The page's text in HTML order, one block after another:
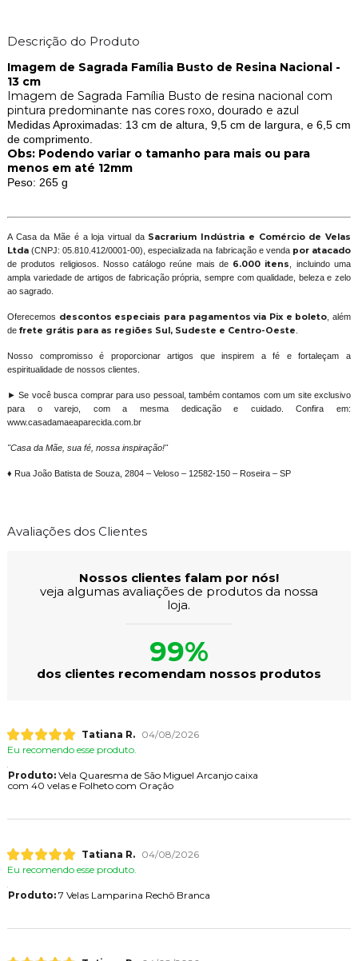
Descrição do Produto
Imagem de Sagrada Família Busto de Resina Nacional -
13 cm
Imagem de Sagrada Família Busto de resina nacional com
pintura predominante nas cores roxo, dourado e azul
Medidas Aproximadas: 13 cm de altura, 9,5 cm de largura, e 6,5 cm
de comprimento.
Obs: Podendo variar o tamanho para mais ou para
menos em até 12mm
Peso: 265 g
A Casa da Mãe é a loja virtual daSacrarium Indústria e Comércio de Velas
Ltda(CNPJ: 05.810.412/0001-00), especializada na fabricação e venda por atacado
de produtos religiosos. Nosso catálogo reúne mais de 6.000 itens
, incluindo uma
ampla variedade de artigos de fabricação própria, sempre com qualidade, beleza e zelo
ao sagrado.
Oferecemos descontos especiais para pagamentos via Pix e boleto , além
de frete grátis para as regiões Sul, Sudeste e Centro-Oeste
Nosso compromisso é proporcionar artigos que inspirem a fé e fortaleçam a
espiritualidade de nossos clientes.
► Se você busca comprar para uso pessoal, também contamos com um site exclusivo
para o varejo, com a mesma dedicação e cuidado. Confira em:
www.casadamaeaparecida.com.br
"Casa da Mãe, sua fé, nossa inspiração!"
♦ Rua João Batista de Souza, 2804 – Veloso – 12582-150 – Roseira – SP
Avaliações dos Clientes
Nossos clientes falam por nós!
veja algumas avaliações de produtos da nossa
loja.
99%
dos clientes recomendam nossos produtos
Tatiana R.
04/08/2026
Eu recomendo esse produto.
Produto:Vela Quaresma de São Miguel Arcanjo caixa
com 40 velas e Folheto com Oração
Tatiana R.
04/08/2026
Eu recomendo esse produto.
Produto:7 Velas Lamparina Rechô Branca